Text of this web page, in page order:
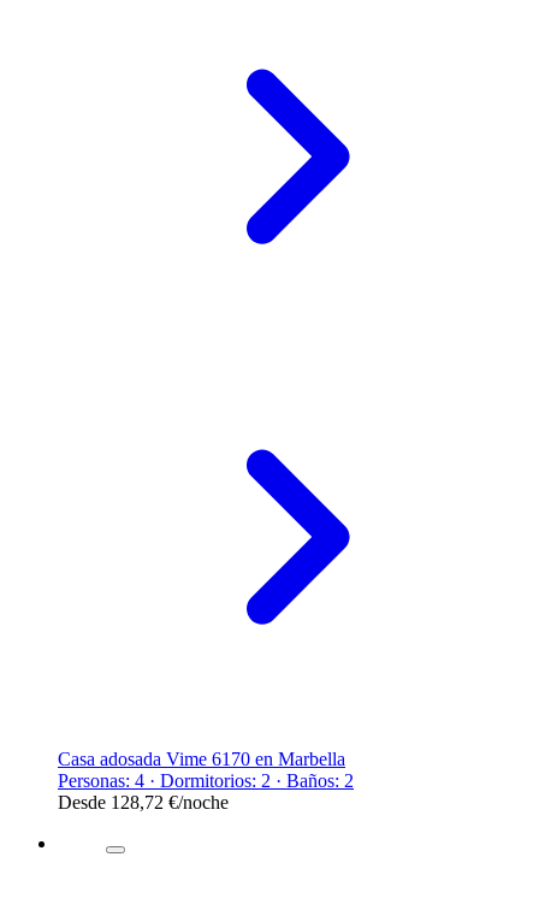
Casa adosada Vime 6170 en Marbella
Personas: 4 · Dormitorios: 2 · Baños: 2
Desde 128,72 €/noche